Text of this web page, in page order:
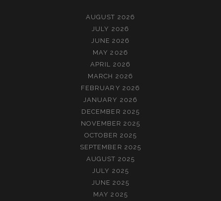
AUGUST 2026
JULY 2026
JUNE 2026
MAY 2026
APRIL 2026
MARCH 2026
FEBRUARY 2026
JANUARY 2026
DECEMBER 2025
NOVEMBER 2025
OCTOBER 2025
SEPTEMBER 2025
AUGUST 2025
JULY 2025
JUNE 2025
MAY 2025